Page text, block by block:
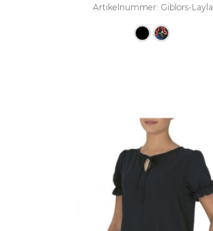
Artikelnummer: Giblors-Layla